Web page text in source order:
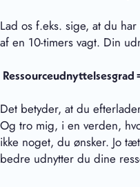
Lad os f.eks. sige, at du
af en 10-timers vagt. Din
Det betyder, at du
Og tro mig, i en verden,
ikke noget, du ønsker. Jo
bedre udnytter du dine